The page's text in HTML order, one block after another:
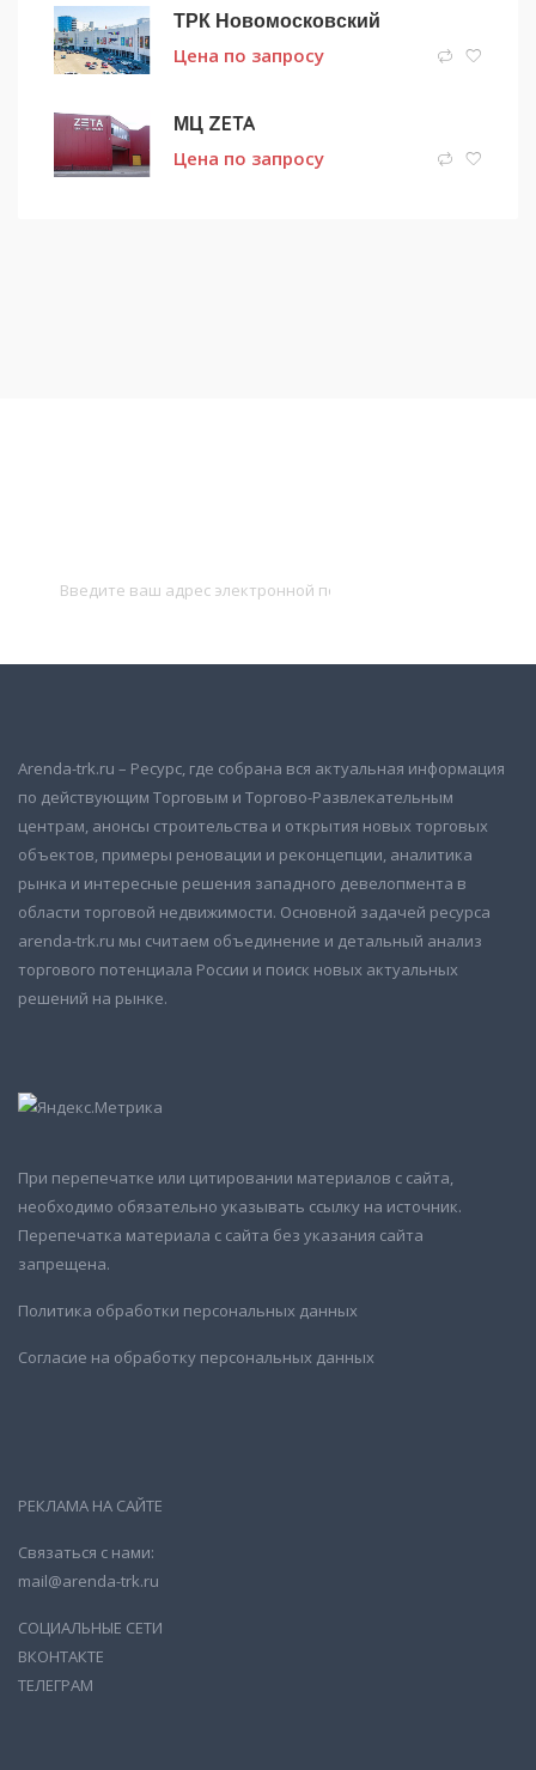
ТРК Новомосковский
Цена по запросу
МЦ ZETA
Цена по запросу
Arenda-trk.ru – Ресурс, где собрана вся актуальная информация
по действующим Торговым и Торгово-Развлекательным
центрам, анонсы строительства и открытия новых торговых
объектов, примеры реновации и реконцепции, аналитика
рынка и интересные решения западного девелопмента в
области торговой недвижимости. Основной задачей ресурса
arenda-trk.ru мы считаем объединение и детальный анализ
торгового потенциала России и поиск новых актуальных
решений на рынке.
При перепечатке или цитировании материалов с сайта,
необходимо обязательно указывать ссылку на источник.
Перепечатка материала с сайта без указания сайта
запрещена.
Политика обработки персональных данных
Согласие на обработку персональных данных
РЕКЛАМА НА САЙТЕ
Связаться с нами:
mail@arenda-trk.ru
СОЦИАЛЬНЫЕ СЕТИ
ВКОНТАКТЕ
ТЕЛЕГРАМ